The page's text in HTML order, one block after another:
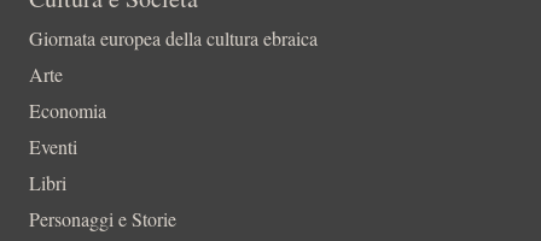
Giornata europea della cultura ebraica
Arte
Economia
Eventi
Libri
Personaggi e Storie